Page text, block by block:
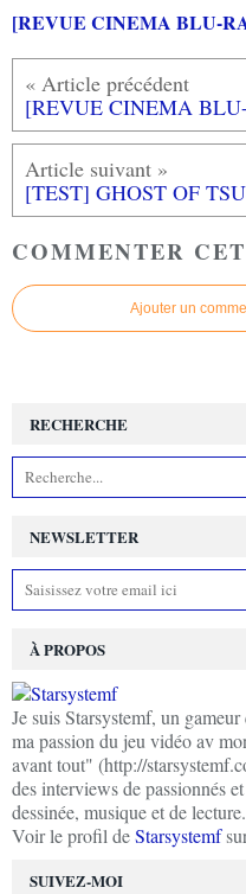
[REVUE CINEMA BLU-
[REVUE CINEMA
COMMENTER
Ajouter un
NEWSLETTER
SUIVEZ-MOI
RECHERCHE
À PROPOS
Je suis Starsystemf, un
ma passion du jeu vidéo av
avant tout" (http://
des interviews de passionnés
dessinée, musique et de lecture.
Voir le profil deStarsystemf